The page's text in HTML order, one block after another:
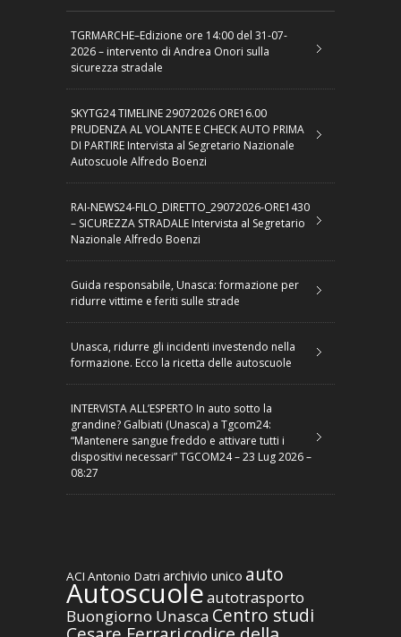
TGRMARCHE–Edizione ore 14:00 del 31-07-
2026 – intervento di Andrea Onori sulla
sicurezza stradale
SKYTG24 TIMELINE 29072026 ORE16.00
PRUDENZA AL VOLANTE E CHECK AUTO PRIMA
DI PARTIRE Intervista al Segretario Nazionale
Autoscuole Alfredo Boenzi
RAI-NEWS24-FILO_DIRETTO_29072026-ORE1430
– SICUREZZA STRADALE Intervista al Segretario
Nazionale Alfredo Boenzi
Guida responsabile, Unasca: formazione per
ridurre vittime e feriti sulle strade
Unasca, ridurre gli incidenti investendo nella
formazione. Ecco la ricetta delle autoscuole
INTERVISTA ALL’ESPERTO In auto sotto la
grandine? Galbiati (Unasca) a Tgcom24:
“Mantenere sangue freddo e attivare tutti i
dispositivi necessari” TGCOM24 – 23 Lug 2026 –
08:27
ACI Antonio Datri archivio unico auto
Autoscuoleautotrasporto
Buongiorno Unasca Centro studi